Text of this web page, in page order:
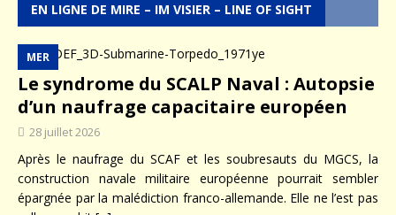
EN LIGNE DE MIRE – IM VISIER – LINE OF SIGHT
Le syndrome du SCALP Naval : Autopsie
d’un naufrage capacitaire européen
MER
28 juillet 2026
Après le naufrage du SCAF et les soubresauts du MGCS, la
construction navale militaire européenne pourrait sembler
épargnée par la malédiction franco-allemande. Elle ne l’est pas